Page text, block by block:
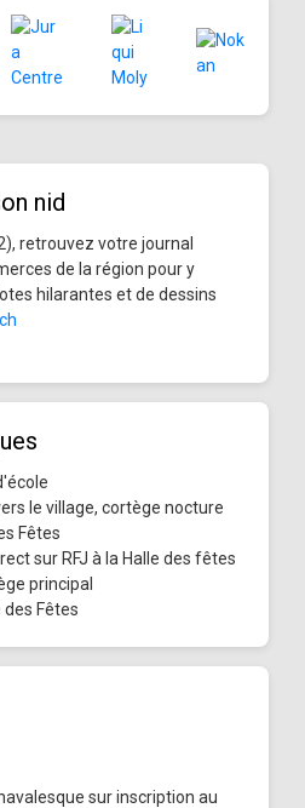
nid
retrouvez votre journal
de la région pour y
hilarantes et de dessins
le village, cortège nocture
Fêtes
sur RFJ à la Halle des fêtes
principal
des Fêtes
sur inscription au